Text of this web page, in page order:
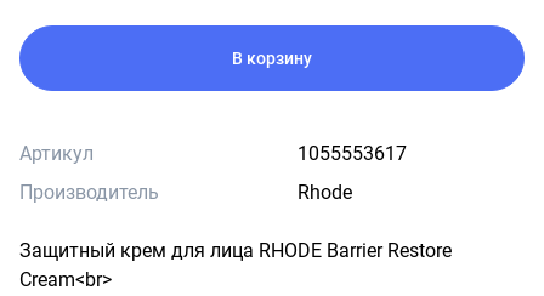
В корзину
Артикул
1055553617
Производитель
Rhode
Защитный крем для лица RHODE Barrier Restore
Cream<br>